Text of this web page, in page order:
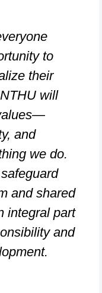
to
their
will
and
we do.
and shared
integral part
and